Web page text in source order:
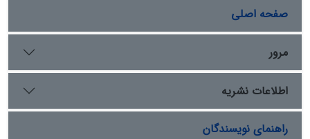
رودخانه در سطح زیرحوزه و در مقیاس زمانی ماهانه محاسبه
گردید که به‌این‌ترتیب سهم زیرحوزه‌های مختلف در تأمین
حقابه مشخص شده و می‌تواند جهت مدیریت حوزه‌های
آبخیز مدنظر قرار گیرد. نتایج نشان داد که روش منحنی تداوم
جریان Q95 بالاترین و تنانت اصلاح‌شده وزارت نیرو کمترین
مقادیر را برآورد می‌کنند، برای مثال در آخرین ایستگاه (سیرا-
کرج) مقدار Q95 میانگین ماهانه 5/75 m3/s است درحالی‌که
صفحه اصلی
مرور
اطلاعات نشریه
راهنمای نویسندگان